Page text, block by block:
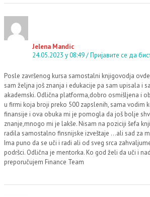
Jelena Mandic
24.05.2023 у 08:49
Пријавите се да
Posle završenog kursa samostalni knjigovodja
sam željna još znanja i edukacije pa sam upisala i
akademski. Odlična platforma,dobro osmišljena i
u firmi koja broji preko 500 zapslenih, sama vodim
finansije i ova obuka mi je pomogla da još bolje
znanje,mnogo mi je lakše. Nisam na poziciji šefa
radila samostalno finsnijske izveštaje …ali sad za
Ima puno da se uči i radi ali od sveg srca
podršci. Odlična je mentorka. Ko god želi da uči i
preporučujem Finance Team